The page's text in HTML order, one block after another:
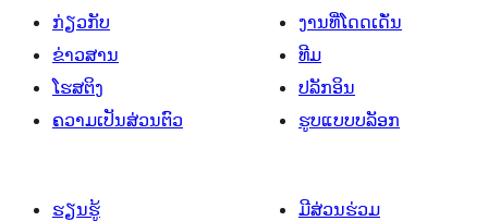
ກ່ຽວກັບ
ຂ່າວສານ
ໂຮສຕິງ
ຄວາມເປັນສ່ວນຕົວ
ງານທີ່ໂດດເດັ່ນ
ທີມ
ປລັກອິນ
ຮູບແບບບລັອກ
ຮຽນຮູ້
ມີສ່ວນຮ່ວມ